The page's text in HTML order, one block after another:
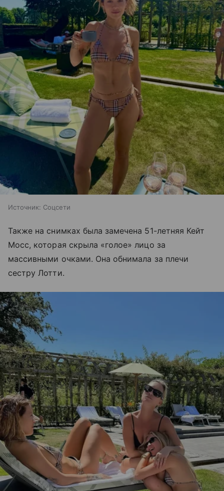
Источник: Соцсети
Также на снимках была замечена 51-летняя Кейт
Мосс, которая скрыла «голое» лицо за
массивными очками. Она обнимала за плечи
сестру Лотти.